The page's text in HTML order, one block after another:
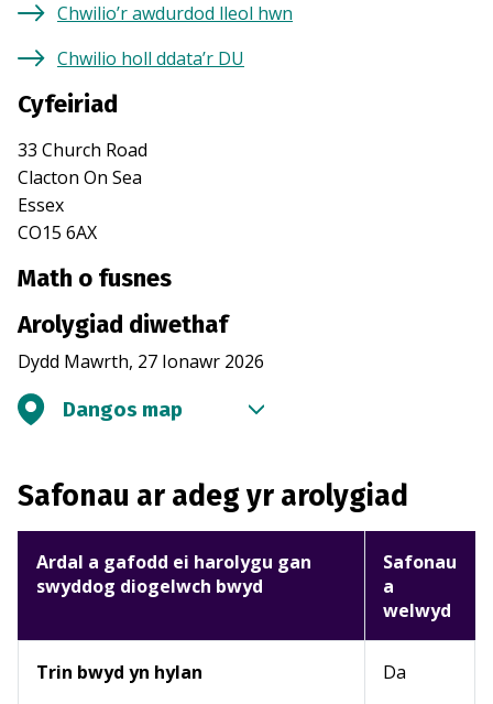
Chwilio’r awdurdod lleol hwn
Chwilio holl ddata’r DU
Cyfeiriad
33 Church Road
Clacton On Sea
Essex
CO15 6AX
Math o fusnes
Arolygiad diwethaf
Dydd Mawrth, 27 Ionawr 2026
Dangos map
Safonau ar adeg yr arolygiad
Ardal a gafodd ei harolygu gan
swyddog diogelwch bwyd
Safonau
a
welwyd
Trin bwyd yn hylan
Da